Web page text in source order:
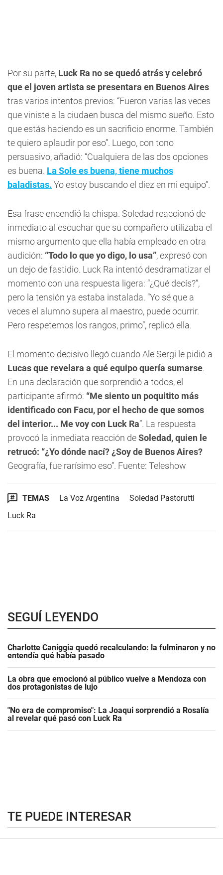
Por su parte, Luck Ra no se quedó atrás y celebró
que el joven artista se presentara en Buenos Aires
tras varios intentos previos: “Fueron varias las veces
que viniste a la ciudaen busca del mismo sueño. Esto
que estás haciendo es un sacrificio enorme. También
te quiero aplaudir por eso”. Luego, con tono
persuasivo, añadió: “Cualquiera de las dos opciones
es buena. La Sole es buena, tiene muchos
baladistas. Yo estoy buscando el diez en mi equipo”.
Esa frase encendió la chispa. Soledad reaccionó de
inmediato al escuchar que su compañero utilizaba el
mismo argumento que ella había empleado en otra
audición: “Todo lo que yo digo, lo usa”, expresó con
un dejo de fastidio. Luck Ra intentó desdramatizar el
momento con una respuesta ligera: “¿Qué decís?”,
pero la tensión ya estaba instalada. “Yo sé que a
veces el alumno supera al maestro, puede ocurrir.
Pero respetemos los rangos, primo”, replicó ella.
El momento decisivo llegó cuando Ale Sergi le pidió a
Lucas que revelara a qué equipo quería sumarse.
En una declaración que sorprendió a todos, el
participante afirmó: “Me siento un poquitito más
identificado con Facu, por el hecho de que somos
del interior... Me voy con Luck Ra”. La respuesta
provocó la inmediata reacción deSoledad, quien le
retrucó: “¿Yo dónde nací? ¿Soy de Buenos Aires?
Geografía, fue rarísimo eso”. Fuente: Teleshow
TEMAS La Voz Argentina
Soledad Pastorutti
Luck Ra
SEGUÍ LEYENDO
Charlotte Caniggia quedó recalculando: la fulminaron y no
entendía qué había pasado
La obra que emocionó al público vuelve a Mendoza con
dos protagonistas de lujo
"No era de compromiso": La Joaqui sorprendió a Rosalía
al revelar qué pasó con Luck Ra
TE PUEDE INTERESAR